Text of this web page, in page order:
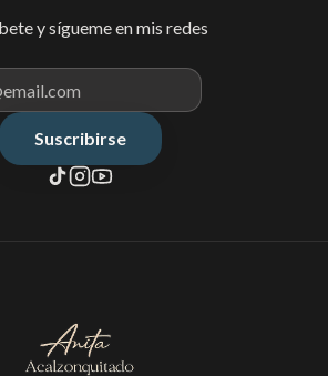
y sígueme en mis redes
Correo electrónico para
Suscribirse